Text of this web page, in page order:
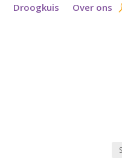
Droogkuis Over ons